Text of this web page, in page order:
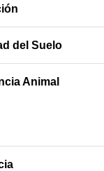
del Suelo
Animal